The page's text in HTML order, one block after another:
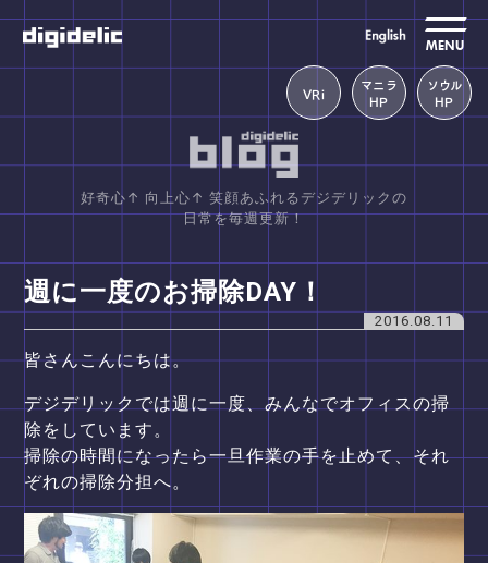
VRi
マニラ
HP
ソウル
HP
MENU
好奇心↑ 向上心↑ 笑顔あふれるデジデリックの
日常を毎週更新！
週に一度のお掃除DAY！
2016.08.11
皆さんこんにちは。
デジデリックでは週に一度、みんなでオフィスの掃
除をしています。
掃除の時間になったら一旦作業の手を止めて、それ
ぞれの掃除分担へ。